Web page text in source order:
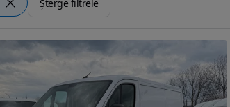
Șterge filtrele